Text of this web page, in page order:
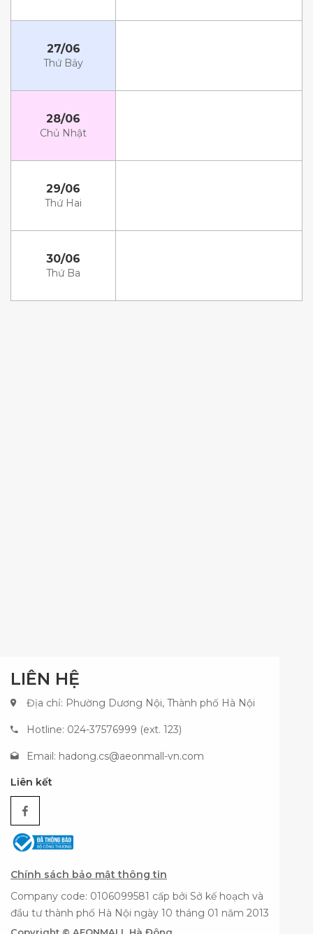
27/06
Thứ Bảy
28/06
Chủ Nhật
29/06
Thứ Hai
30/06
Thứ Ba
LIÊN HỆ
Địa chỉ: Phường Dương Nội, Thành phố Hà Nội
Hotline: 024-37576999 (ext. 123)
Email: hadong.cs@aeonmall-vn.com
Liên kết
Chính sách bảo mật thông tin
Company code: 0106099581 cấp bởi Sở kế hoạch và
đầu tư thành phố Hà Nội ngày 10 tháng 01 năm 2013